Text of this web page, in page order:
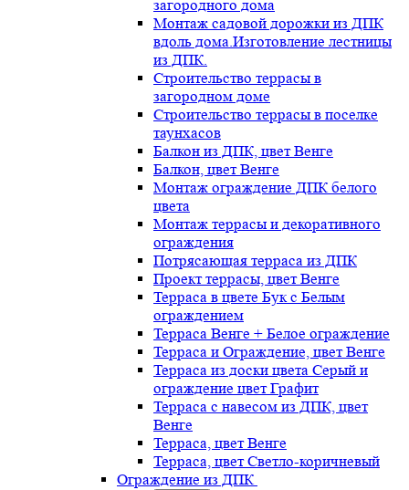
загородного дома
Монтаж садовой дорожки из ДПК
вдоль дома.Изготовление лестницы
из ДПК.
Строительство террасы в
загородном доме
Строительство террасы в поселке
таунхасов
Балкон из ДПК, цвет Венге
Балкон, цвет Венге
Монтаж ограждение ДПК белого
цвета
Монтаж террасы и декоративного
ограждения
Потрясающая терраса из ДПК
Проект террасы, цвет Венге
Терраса в цвете Бук с Белым
ограждением
Терраса Венге + Белое ограждение
Терраса и Ограждение, цвет Венге
Терраса из доски цвета Серый и
ограждение цвет Графит
Терраса с навесом из ДПК, цвет
Венге
Терраса, цвет Венге
Терраса, цвет Светло-коричневый
Ограждение из ДПК